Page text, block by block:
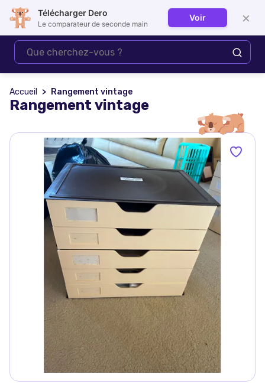
Se connecter
Accueil Rangement vintage
Rangement vintage
Télécharger Dero
Le comparateur de seconde main
Voir ×